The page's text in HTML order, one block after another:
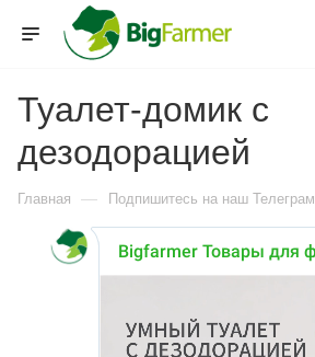
Туалет-домик с
дезодорацией
Главная — Подпишитесь на наш Телеграм